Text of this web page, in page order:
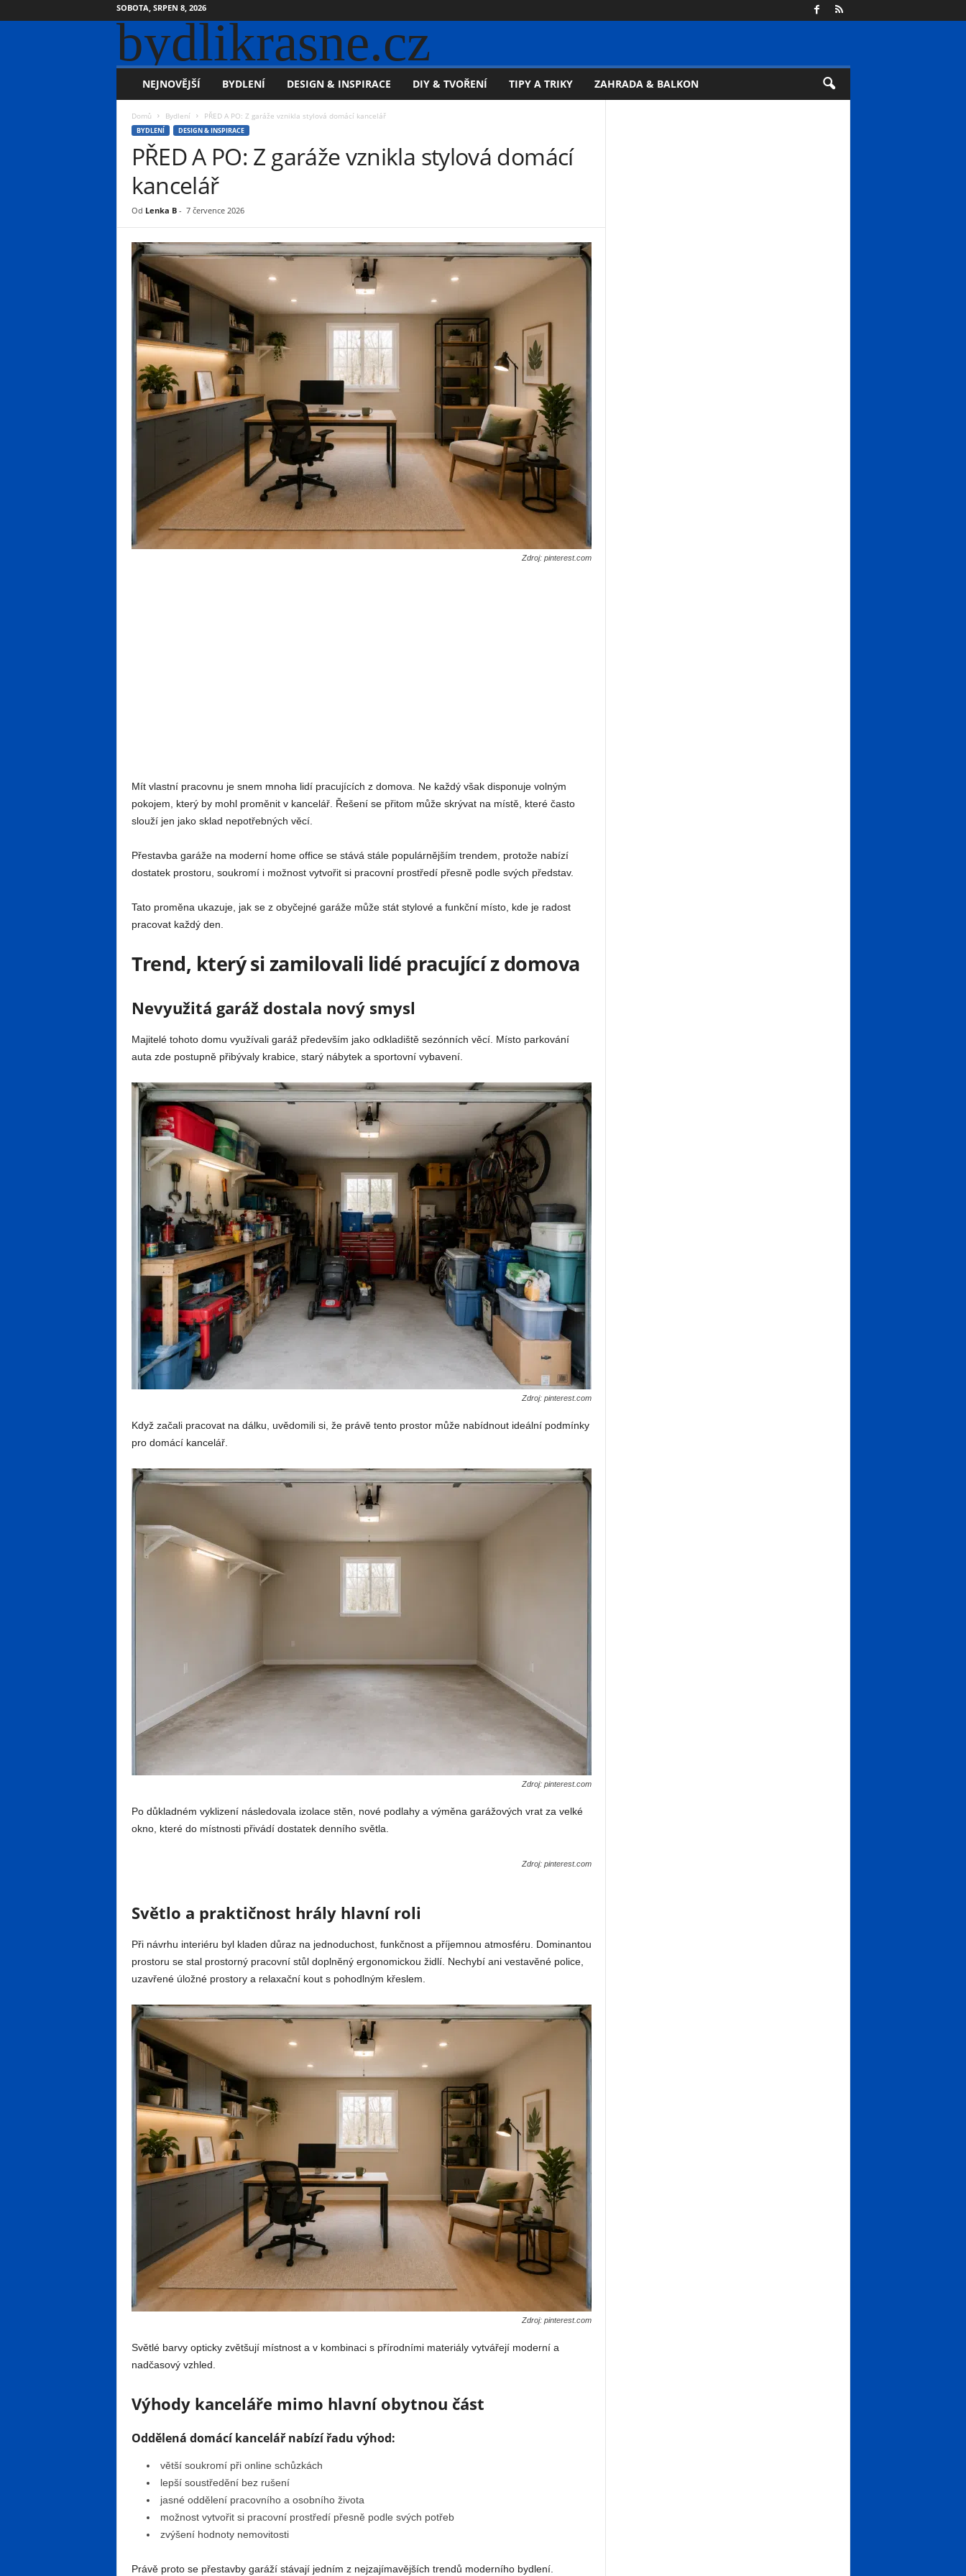
SOBOTA, SRPEN 8, 2026
bydlikrasne.cz
NEJNOVĚJŠÍ BYDLENÍ DESIGN & INSPIRACE DIY & TVOŘENÍ TIPY A TRIKY ZAHRADA & BALKON
Domů Bydlení PŘED A PO: Z garáže vznikla stylová domácí kancelář
BYDLENÍ DESIGN & INSPIRACE
PŘED A PO: Z garáže vznikla stylová domácí
kancelář
Od Lenka B- 7 července 2026
Zdroj: pinterest.com
Mít vlastní pracovnu je snem mnoha lidí pracujících z domova. Ne každý však disponuje volným
pokojem, který by mohl proměnit v kancelář. Řešení se přitom může skrývat na místě, které často
slouží jen jako sklad nepotřebných věcí.
Přestavba garáže na moderní home office se stává stále populárnějším trendem, protože nabízí
dostatek prostoru, soukromí i možnost vytvořit si pracovní prostředí přesně podle svých představ.
Tato proměna ukazuje, jak se z obyčejné garáže může stát stylové a funkční místo, kde je radost
pracovat každý den.
Trend, který si zamilovali lidé pracující z domova
Nevyužitá garáž dostala nový smysl
Majitelé tohoto domu využívali garáž především jako odkladiště sezónních věcí. Místo parkování
auta zde postupně přibývaly krabice, starý nábytek a sportovní vybavení.
Zdroj: pinterest.com
Když začali pracovat na dálku, uvědomili si, že právě tento prostor může nabídnout ideální podmínky
pro domácí kancelář.
Zdroj: pinterest.com
Po důkladném vyklizení následovala izolace stěn, nové podlahy a výměna garážových vrat za velké
okno, které do místnosti přivádí dostatek denního světla.
Zdroj: pinterest.com
Světlo a praktičnost hrály hlavní roli
Při návrhu interiéru byl kladen důraz na jednoduchost, funkčnost a příjemnou atmosféru. Dominantou
prostoru se stal prostorný pracovní stůl doplněný ergonomickou židlí. Nechybí ani vestavěné police,
uzavřené úložné prostory a relaxační kout s pohodlným křeslem.
Zdroj: pinterest.com
Světlé barvy opticky zvětšují místnost a v kombinaci s přírodními materiály vytvářejí moderní a
nadčasový vzhled.
Výhody kanceláře mimo hlavní obytnou část
Oddělená domácí kancelář nabízí řadu výhod:
větší soukromí při online schůzkách
lepší soustředění bez rušení
jasné oddělení pracovního a osobního života
možnost vytvořit si pracovní prostředí přesně podle svých potřeb
zvýšení hodnoty nemovitosti
Právě proto se přestavby garáží stávají jedním z nejzajímavějších trendů moderního bydlení.